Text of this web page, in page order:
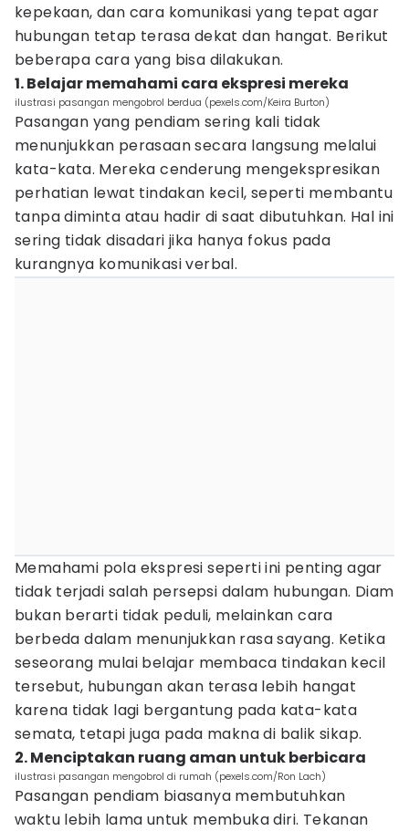
kepekaan, dan cara komunikasi yang tepat agar
hubungan tetap terasa dekat dan hangat. Berikut
beberapa cara yang bisa dilakukan.
1. Belajar memahami cara ekspresi mereka
ilustrasi pasangan mengobrol berdua (pexels.com/Keira Burton)
Pasangan yang pendiam sering kali tidak
menunjukkan perasaan secara langsung melalui
kata-kata. Mereka cenderung mengekspresikan
perhatian lewat tindakan kecil, seperti membantu
tanpa diminta atau hadir di saat dibutuhkan. Hal ini
sering tidak disadari jika hanya fokus pada
kurangnya komunikasi verbal.
Memahami pola ekspresi seperti ini penting agar
tidak terjadi salah persepsi dalam hubungan. Diam
bukan berarti tidak peduli, melainkan cara
berbeda dalam menunjukkan rasa sayang. Ketika
seseorang mulai belajar membaca tindakan kecil
tersebut, hubungan akan terasa lebih hangat
karena tidak lagi bergantung pada kata-kata
semata, tetapi juga pada makna di balik sikap.
2. Menciptakan ruang aman untuk berbicara
ilustrasi pasangan mengobrol di rumah (pexels.com/Ron Lach)
Pasangan pendiam biasanya membutuhkan
waktu lebih lama untuk membuka diri. Tekanan